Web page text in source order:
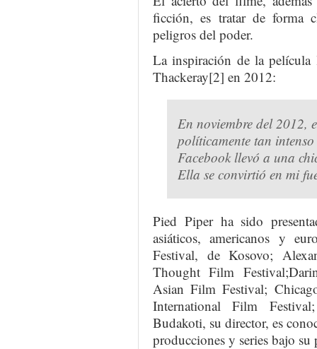
ficción, es tratar de forma
peligros del poder.
La inspiración de la
Thackeray[2] en 2012:
En noviembre del 2012,
políticamente tan
Facebook llevó a una
Ella se convirtió en mi
Pied Piper ha sido
asiáticos, americanos y
Festival, de Kosovo;
Thought Film
Asian Film Festival;
International Film
Budakoti, su director, es
producciones y series bajo